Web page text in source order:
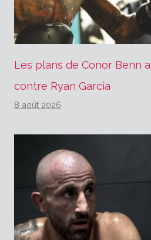
Les plans de Conor Benn
contre Ryan Garcia
8 août 2026